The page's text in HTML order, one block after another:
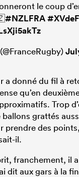
le coup
#NZLFRA
a donné du fil à
qu’en
Trop
grattés
des
il.
franchement, il
dit aux gars à la